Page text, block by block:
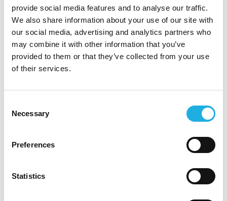
provide social media features and to analyse our traffic.
We also share information about your use of our site with
our social media, advertising and analytics partners who
may combine it with other information that you’ve
provided to them or that they’ve collected from your use
of their services.
Selection
Necessary
Preferences
Statistics
+45 51 99 25 00
is@compasshrg.com
See profile